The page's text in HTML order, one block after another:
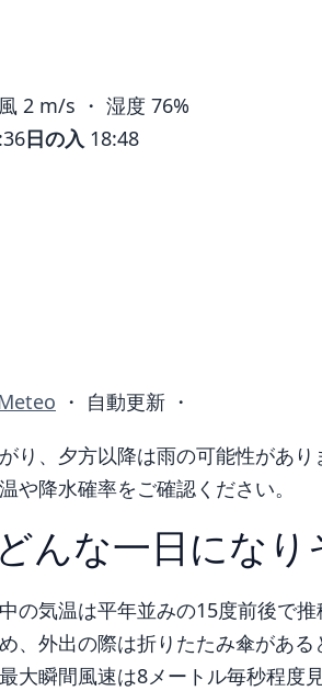
2 m/s ・ 湿度 76%
日の入 18:48
・ 自動更新 ・
り、夕方以降は雨の可能性があり
や降水確率をご確認ください。
んな一日になり
の気温は平年並みの15度前後で推
、外出の際は折りたたみ傘がある
大瞬間風速は8メートル毎秒程度見